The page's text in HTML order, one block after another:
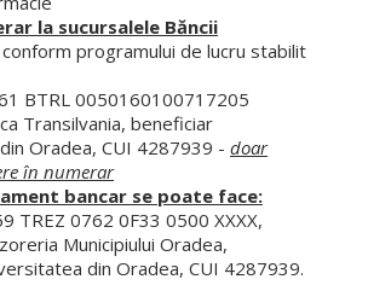
la sucursalele Băncii
conform programului de lucru stabilit
BTRL 0050160100717205
Transilvania, beneficiar
Oradea, CUI 4287939 - doar
în numerar
bancar se poate face:
TREZ 0762 0F33 0500 XXXX,
Municipiului Oradea,
din Oradea, CUI 4287939.